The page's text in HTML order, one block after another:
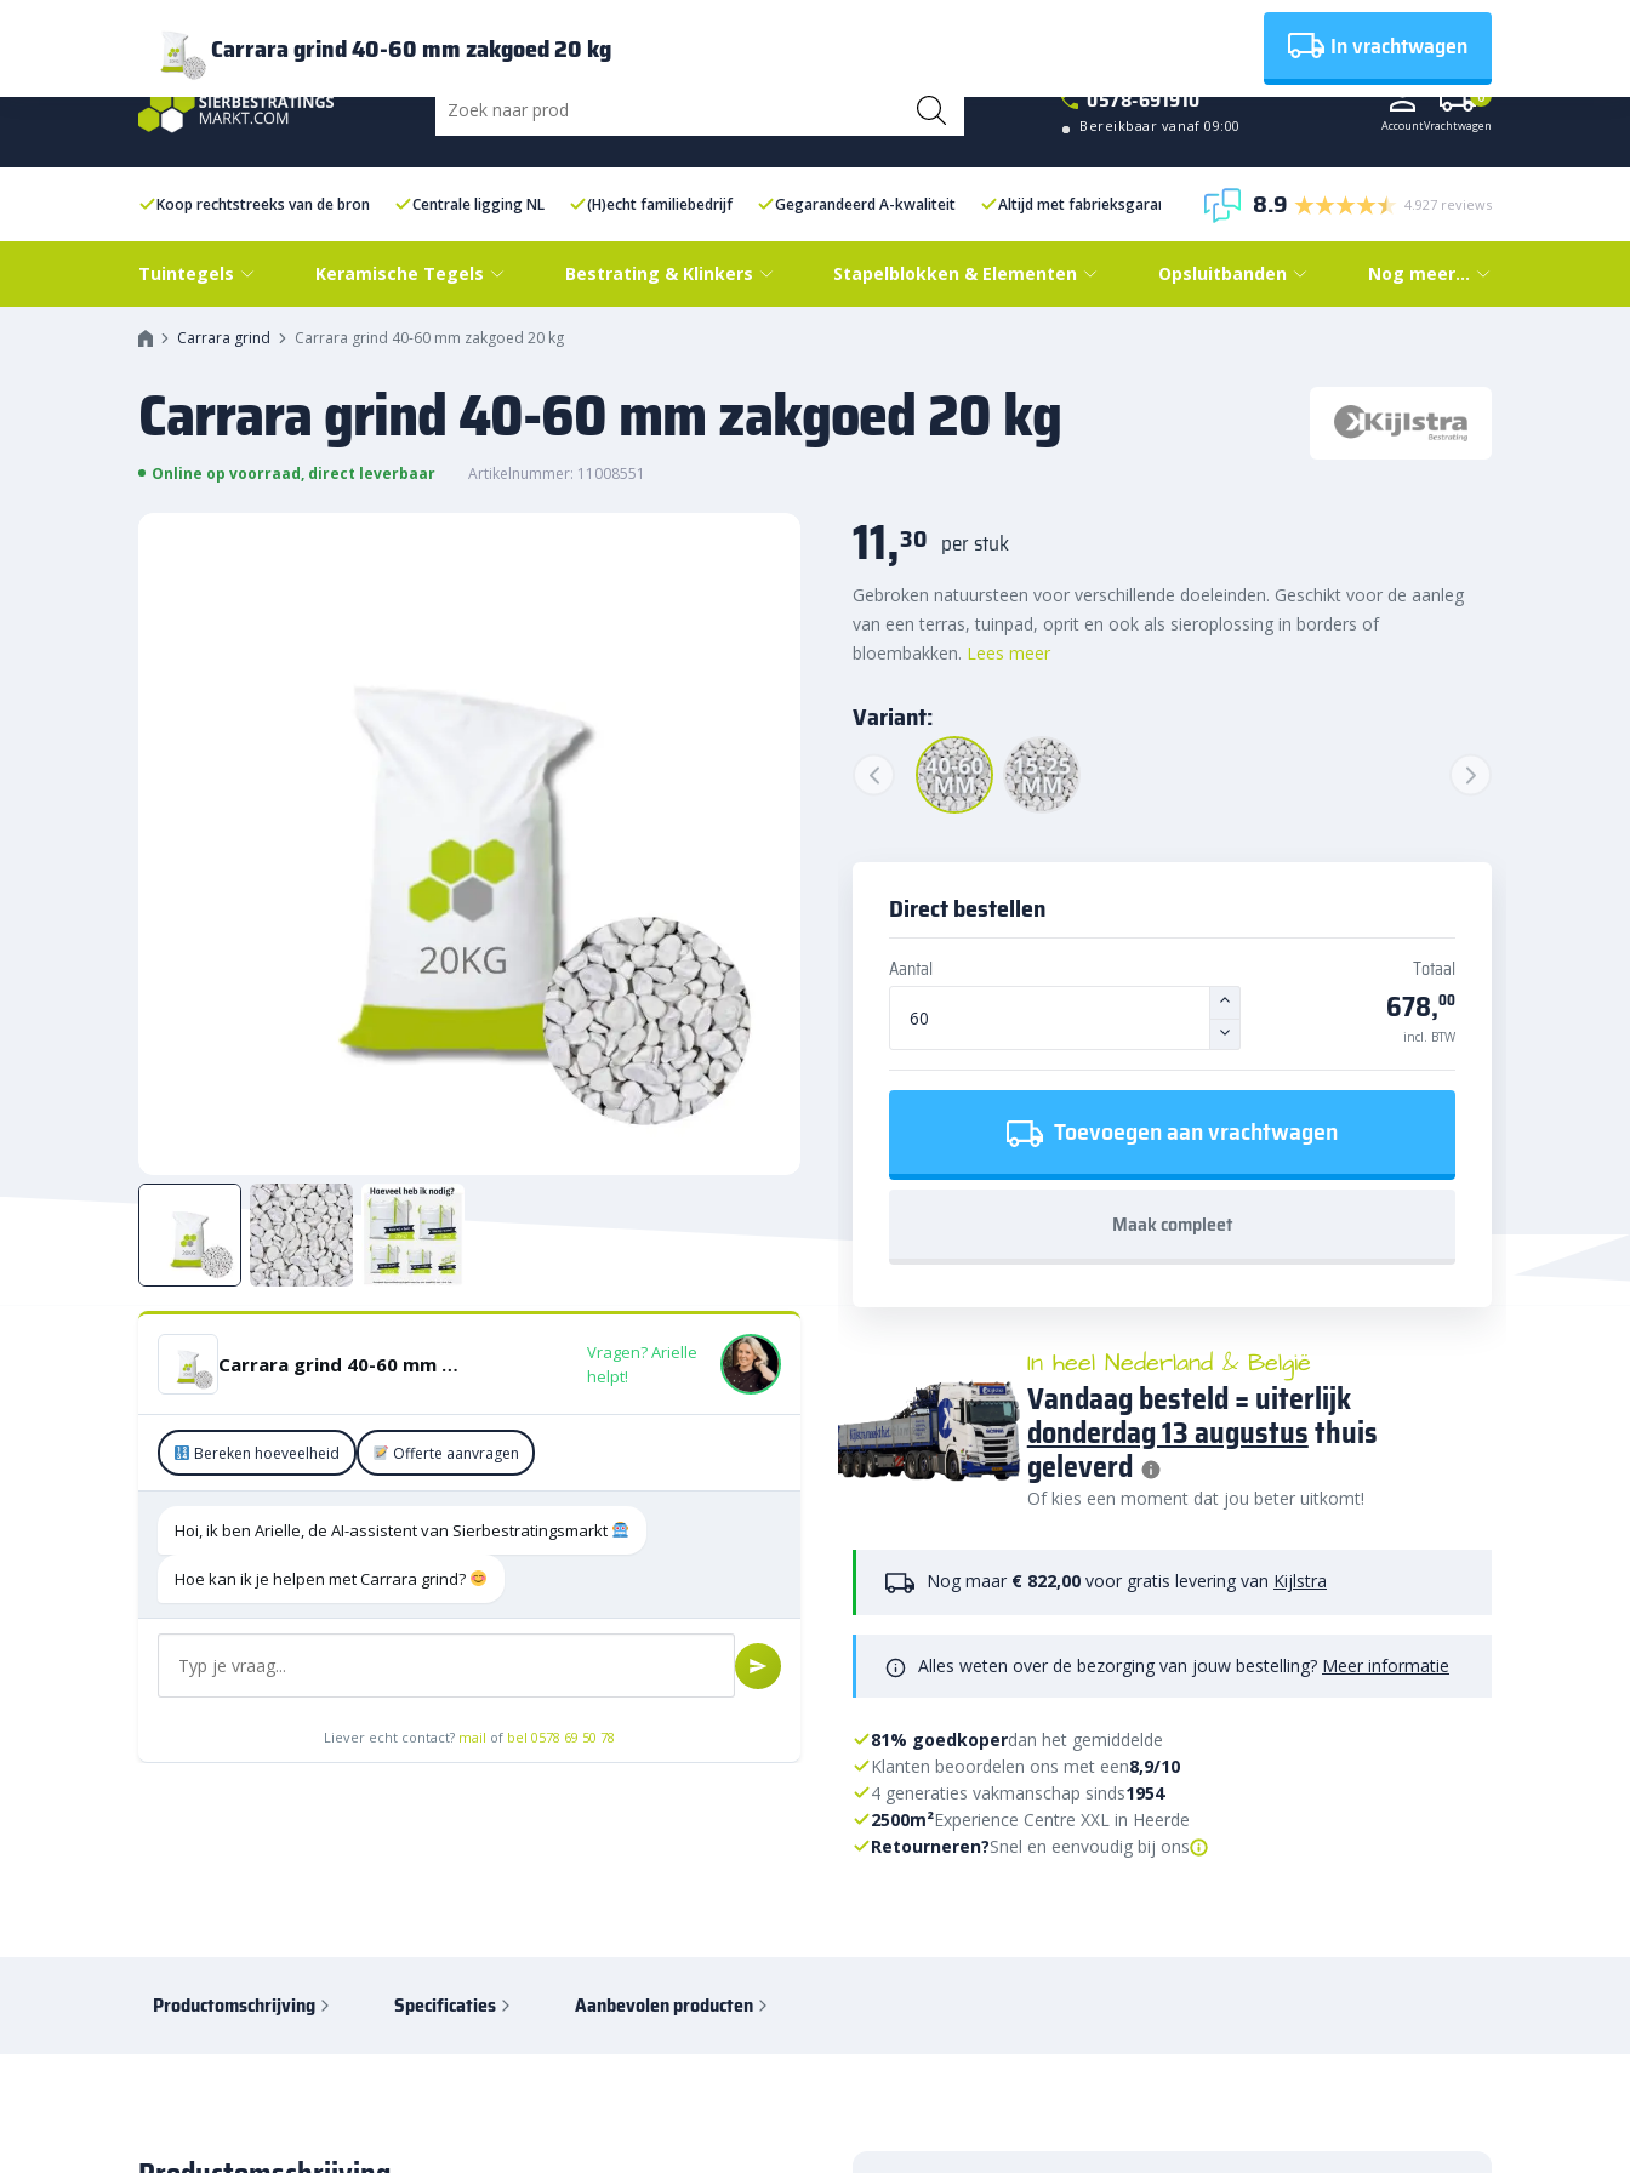
0578-691910
Bereikbaar vanaf 09:00 AccountVrachtwagen
0
Koop rechtstreeks van de bron Centrale ligging NL (H)echt familiebedrijf Gegarandeerd A-kwaliteit Altijd met fabrieksgarantie 8.9 4.927 reviews
Tuintegels Keramische Tegels Bestrating & Klinkers Stapelblokken & Elementen Opsluitbanden Nog meer…
Carrara grind Carrara grind 40-60 mm zakgoed 20 kg
Carrara grind 40-60 mm zakgoed 20 kg
Online op voorraad, direct leverbaar Artikelnummer: 11008551
Carrara grind 40-60 mm zakgoed 20 kg
Vragen? Arielle
helpt!
Bereken hoeveelheid Offerte aanvragen
Hoi, ik ben Arielle, de AI-assistent van Sierbestratingsmarkt
Hoe kan ik je helpen met Carrara grind?
Liever echt contact? mail of bel 0578 69 50 78
11,30 per stuk
Gebroken natuursteen voor verschillende doeleinden. Geschikt voor de aanleg
van een terras, tuinpad, oprit en ook als sieroplossing in borders of
bloembakken. Lees meer
Variant:
Direct bestellen
Aantal Totaal
678,00
incl. BTW
Toevoegen aan vrachtwagen
Maak compleet
In heel Nederland & België
Vandaag besteld = uiterlijk
donderdag 13 augustusthuis
geleverd
Of kies een moment dat jou beter uitkomt!
Nog maar € 822,00 voor gratis levering van Kijlstra
Alles weten over de bezorging van jouw bestelling? Meer informatie
81% goedkoperdan het gemiddelde
Klanten beoordelen ons met een8,9/10
4 generaties vakmanschap sinds1954
2500m²Experience Centre XXL in Heerde
Retourneren?Snel en eenvoudig bij ons
Productomschrijving Specificaties Aanbevolen producten
Carrara grind 40-60 mm zakgoed 20 kg In vrachtwagen